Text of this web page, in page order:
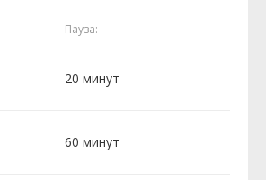
Пауза:
20 минут
60 минут